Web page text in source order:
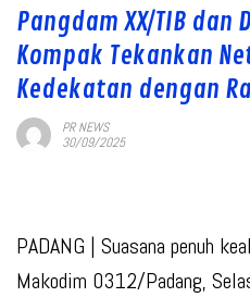
Pangdam XX/TIB dan
Kompak Tekankan
Kedekatan dengan
PR NEWS
30/09/2025
PADANG | Suasana penuh
Makodim 0312/Padang,